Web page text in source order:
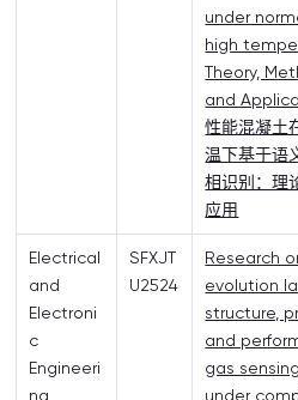
under
high
Theory,
and
性能混凝土
温下基于语
相识别：理
应用
Electrical
and
Electroni
c
Engineeri
ng
SFXJT
U2524
Research
evolution
structure,
and
gas
under